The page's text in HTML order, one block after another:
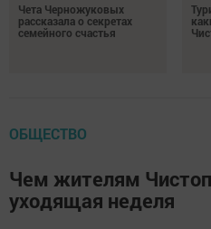
Чета Черножуковых
рассказала о секретах
семейного счастья
ОБЩЕСТВО
Чем жителям
уходящая неделя